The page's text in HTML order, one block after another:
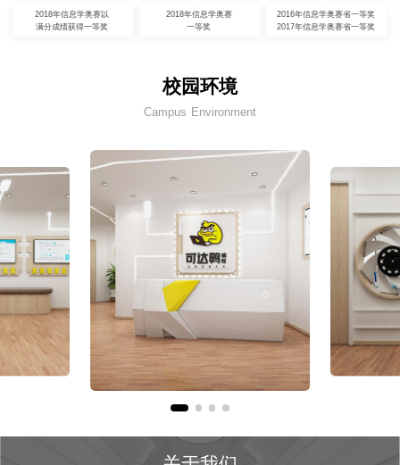
2018年信息学奥赛以
满分成绩获得一等奖
2018年信息学奥赛
一等奖
2016年信息学奥赛省一等奖
2017年信息学奥赛省一等奖
校园环境
Campus Environment